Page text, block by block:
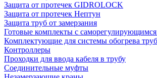
Защита от протечек GIDROLOCK
Защита от протечек Нептун
Защита труб от замерзания
Готовые комплекты с
Комплектующие для системы обогрева труб
Контроллеры
Проходки для ввода кабеля в трубу
Соединительные муфты